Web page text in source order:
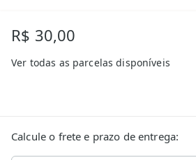
R$ 30,00
Ver todas as parcelas disponíveis
Calcule o frete e prazo de entrega: